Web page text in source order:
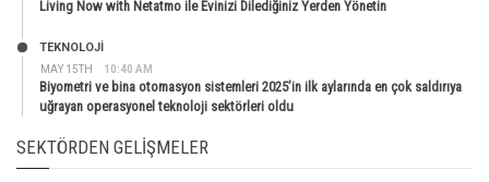
Living Now with Netatmo ile Evinizi Dilediğiniz Yerden Yönetin
MAY 15TH 10:40 AM
TEKNOLOJİ
Biyometri ve bina otomasyon sistemleri 2025’in ilk aylarında en çok saldırıya
uğrayan operasyonel teknoloji sektörleri oldu
SEKTÖRDEN GELIŞMELER